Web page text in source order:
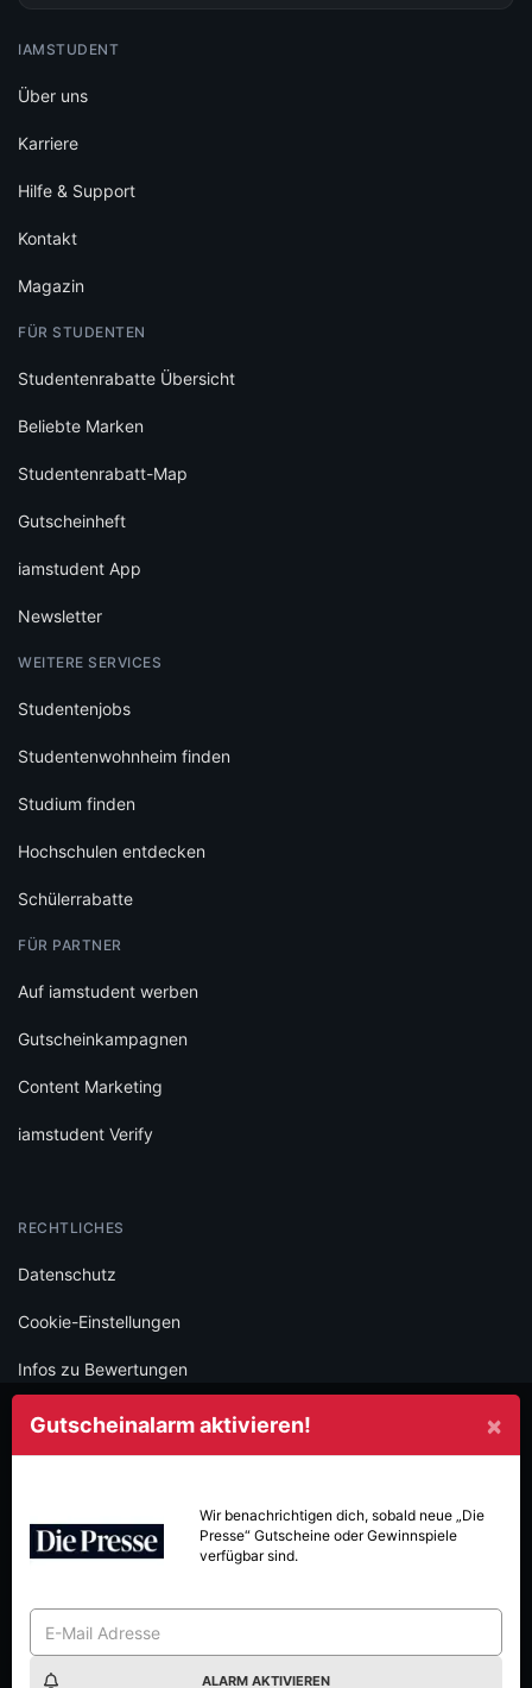
×
Gutscheinalarm aktivieren!
Wir benachrichtigen dich, sobald neue „Die
Presse“Gutscheine oder Gewinnspiele
verfügbar sind.
ALARM AKTIVIEREN
IAMSTUDENT
Über uns
Karriere
Hilfe & Support
Kontakt
Magazin
FÜR STUDENTEN
Studentenrabatte Übersicht
Beliebte Marken
Studentenrabatt-Map
Gutscheinheft
iamstudent App
Newsletter
WEITERE SERVICES
Studentenjobs
Studentenwohnheim finden
Studium finden
Hochschulen entdecken
Schülerrabatte
FÜR PARTNER
Auf iamstudent werben
Gutscheinkampagnen
Content Marketing
iamstudent Verify
RECHTLICHES
Datenschutz
Cookie-Einstellungen
Infos zu Bewertungen
AGB
Folge iamstudent und verpasse keine Deals mehr.
Made with in Vienna.